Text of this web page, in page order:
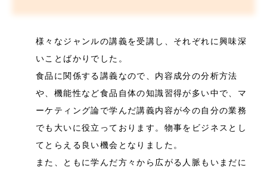
様々なジャンルの講義を受講し、それぞれに興味深
いことばかりでした。
食品に関係する講義なので、内容成分の分析方法
や、機能性など食品自体の知識習得が多い中で、マ
ーケティング論で学んだ講義内容が今の自分の業務
でも大いに役立っております。物事をビジネスとし
てとらえる良い機会となりました。
また、ともに学んだ方々から広がる人脈もいまだに